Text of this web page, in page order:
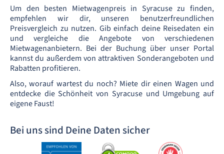
Um den besten Mietwagenpreis in Syracuse zu finden,
empfehlen wir dir, unseren benutzerfreundlichen
Preisvergleich zu nutzen. Gib einfach deine Reisedaten ein
und vergleiche die Angebote von verschiedenen
Mietwagenanbietern. Bei der Buchung über unser Portal
kannst du außerdem von attraktiven Sonderangeboten und
Rabatten profitieren.
Also, worauf wartest du noch? Miete dir einen Wagen und
entdecke die Schönheit von Syracuse und Umgebung auf
eigene Faust!
Bei uns sind Deine Daten sicher